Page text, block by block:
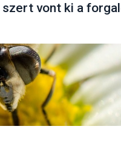
szert vont ki a